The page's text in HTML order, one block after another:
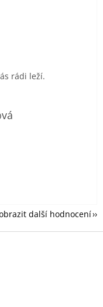
5 hvězdiček.
rádi leží.
5 hvězdiček.
5 hvězdiček.
další hodnocení